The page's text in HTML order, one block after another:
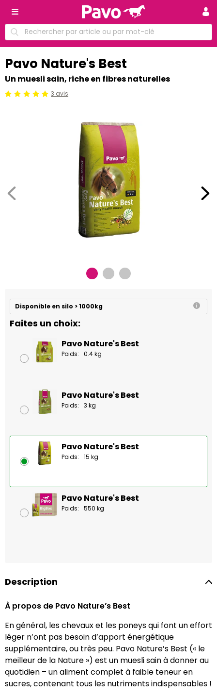
Pavo Nature's Best
Un muesli sain, riche en fibres naturelles
Jugement:5 /5 3 avis
Faites un choix:
Disponible en silo > 1000kg
Pavo Nature's Best
Poids: 0.4 kg
Pavo Nature's Best
Poids: 3 kg
Pavo Nature's Best
Poids: 15 kg
Pavo Nature's Best
Poids: 550 kg
Description
À propos de Pavo Nature’s Best
En général, les chevaux et les poneys qui font un effort
léger n’ont pas besoin d’apport énergétique
supplémentaire, ou très peu. Pavo Nature’s Best (« le
meilleur de la Nature ») est un muesli sain à donner au
quotidien – un aliment complet à faible teneur en
sucres, contenant tous les nutriments indispensables !